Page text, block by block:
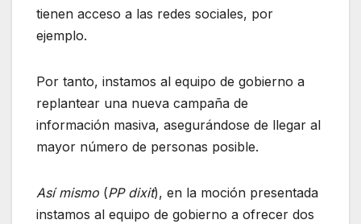
tienen acceso a las redes sociales, por
ejemplo.
Por tanto, instamos al equipo de gobierno a
replantear una nueva campaña de
información masiva, asegurándose de llegar al
mayor número de personas posible.
Así mismo (PP dixit), en la moción presentada
instamos al equipo de gobierno a ofrecer dos